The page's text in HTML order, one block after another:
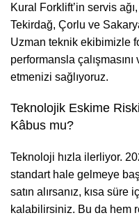
Kural Forklift’in servis
Tekirdağ, Çorlu ve
Uzman teknik ekibimizle
performansla
etmenizi sağlıyoruz.
Teknolojik Eskime
Kâbus mu?
Teknoloji hızla ilerliyor.
standart hale gelmeye
satın alırsanız, kısa
kalabilirsiniz. Bu da hem